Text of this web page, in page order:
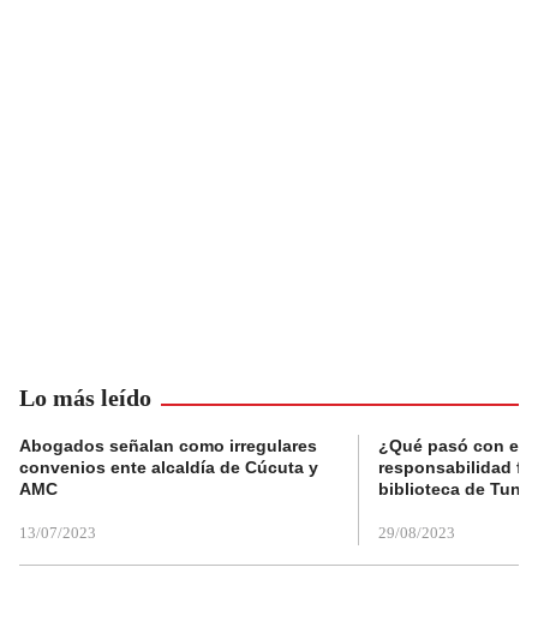
Lo más leído
Abogados señalan como irregulares
convenios ente alcaldía de Cúcuta y
AMC
13/07/2023
¿Qué pasó con el
responsabilidad
biblioteca de
29/08/2023